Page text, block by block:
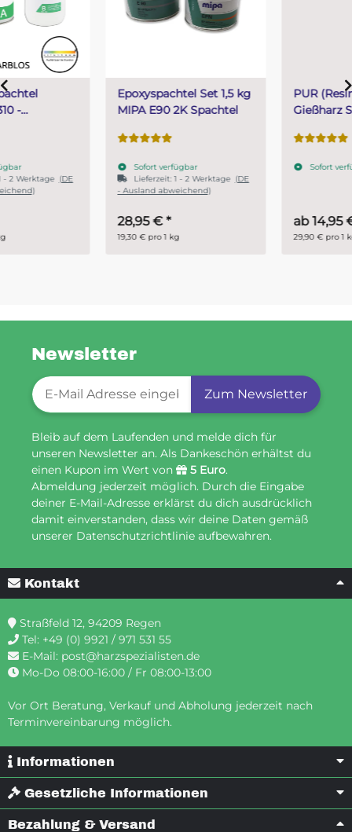
Epoxyspachtel Set 1,5 kg
MIPA E90 2K Spachtel
Lieferzeit:
1 - 2 Werktage(DE
- Ausland abweichend)
PUR (Resin) 4 Minuten
Gießharz SKresin 6804
Newsletter
Newsletter-Registrierung
Zum Newsletter
Bleib auf dem Laufenden und melde dich für
unseren Newsletter an. Als Dankeschön erhältst du
einen Kupon im Wert von
5 Euro.
Abmeldung jederzeit möglich. Durch die Eingabe
deiner E-Mail-Adresse erklärst du dich ausdrücklich
damit einverstanden, dass wir deine Daten gemäß
unserer Datenschutzrichtlinie aufbewahren.
Kontakt
Straßfeld 12, 94209 Regen
Tel: +49 (0) 9921 / 971 531 55
E-Mail: post@harzspezialisten.de
Mo-Do 08:00-16:00 / Fr 08:00-13:00
Vor Ort Beratung, Verkauf und Abholung jederzeit nach
Terminvereinbarung möglich.
Informationen
Gesetzliche Informationen
Bezahlung & Versand